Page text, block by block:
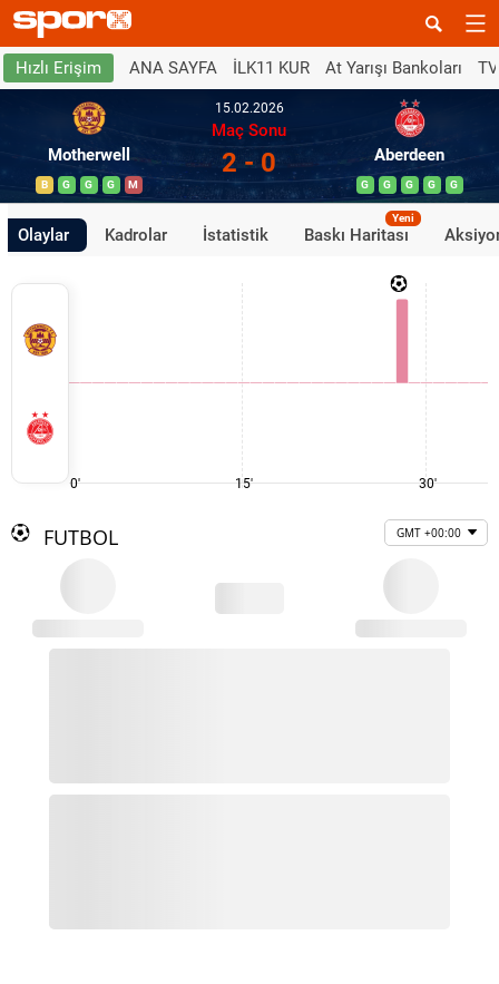
Hızlı Erişim ANA SAYFA İLK11 KUR At Yarışı Bankoları
Motherwell
B G G G M
15.02.2026
Maç Sonu
2 - 0 Aberdeen
G G G G G
Olaylar Kadrolar İstatistik Baskı Haritası
Yeni
0' 15' 30'
FUTBOL GMT +00:00